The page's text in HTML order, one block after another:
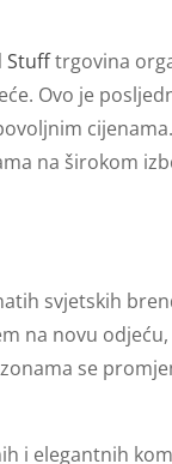
Stufftrgovina
Ovo je
na širokom
svjetskih
na novu
se
i elegantnih